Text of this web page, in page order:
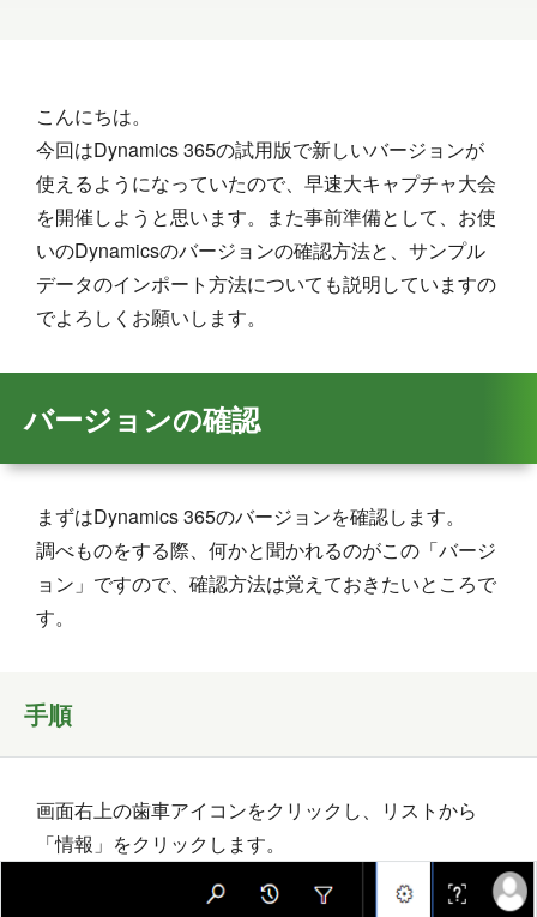
こんにちは。
今回はDynamics 365の試用版で新しいバージョンが
使えるようになっていたので、早速大キャプチャ大会
を開催しようと思います。また事前準備として、お使
いのDynamicsのバージョンの確認方法と、サンプル
データのインポート方法についても説明していますの
でよろしくお願いします。
バージョンの確認
まずはDynamics 365のバージョンを確認します。
調べものをする際、何かと聞かれるのがこの「バージ
ョン」ですので、確認方法は覚えておきたいところで
す。
手順
画面右上の歯車アイコンをクリックし、リストから
「情報」をクリックします。